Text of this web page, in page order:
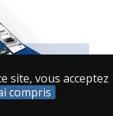
site, vous acceptez
compris